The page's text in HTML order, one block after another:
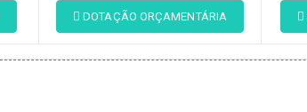
DOTAÇÃO ORÇAMENTÁRIA